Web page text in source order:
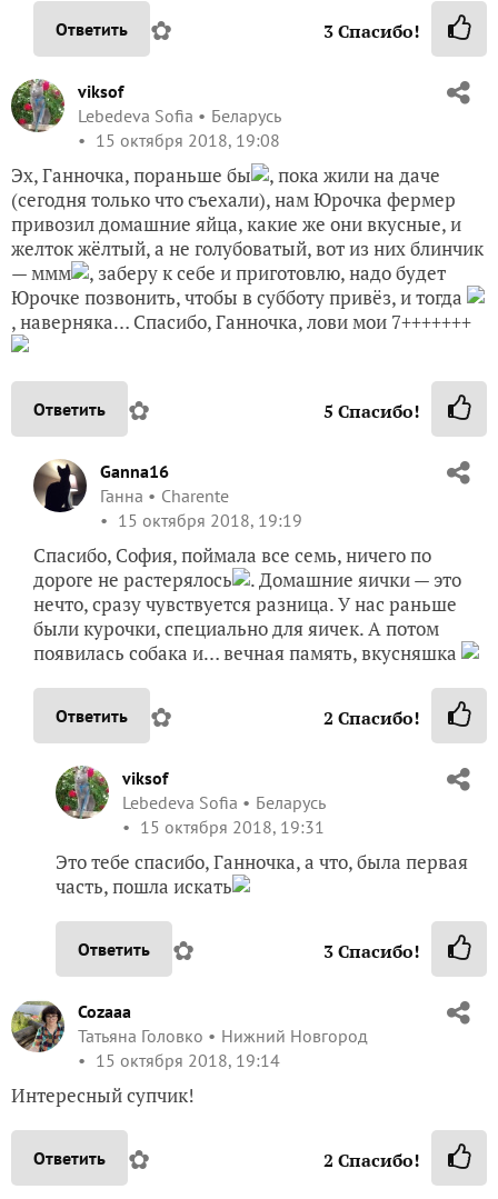
Ответить ✿ 3Спасибо!
viksof
Lebedeva Sofia
Беларусь
15 октября 2018, 19:08
Эх, Ганночка, пораньше бы
, пока жили на даче
(сегодня только что съехали), нам Юрочка фермер
привозил домашние яйца, какие же они вкусные, и
желток жёлтый, а не голубоватый, вот из них блинчик
— ммм
, заберу к себе и приготовлю, надо будет
Юрочке позвонить, чтобы в субботу привёз, и тогда
, наверняка… Спасибо, Ганночка, лови мои 7+++++++
Ответить ✿ 5 Спасибо!
Ganna16
Ганна
Charente
15 октября 2018, 19:19
Спасибо, София, поймала все семь, ничего по
дороге не растерялось
. Домашние яички — это
нечто, сразу чувствуется разница. У нас раньше
были курочки, специально для яичек. А потом
появилась собака и… вечная память, вкусняшка
Ответить ✿ 2 Спасибо!
viksof
Lebedeva Sofia
Беларусь
15 октября 2018, 19:31
Это тебе спасибо, Ганночка, а что, была первая
часть, пошла искать
Ответить ✿ 3Спасибо!
Cozaaa
Татьяна Головко
Нижний Новгород
15 октября 2018, 19:14
Интересный супчик!
Ответить ✿ 2 Спасибо!